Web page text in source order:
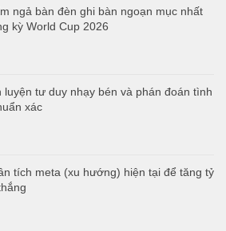
ngả bàn đèn ghi bàn ngoạn mục nhất
kỳ World Cup 2026
luyện tư duy nhạy bén và phán đoán tình
xác
tích meta (xu hướng) hiện tại để tăng tỷ